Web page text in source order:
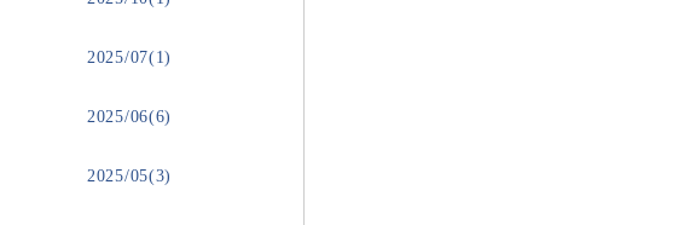
2025/07(1)
2025/06(6)
2025/05(3)